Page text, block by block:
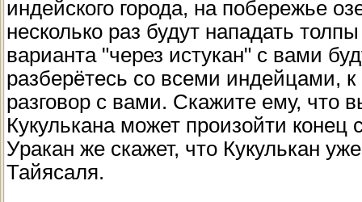
индейского города, на побережье
несколько раз будут нападать
варианта "через истукан" с вами
разберётесь со всеми индейцами,
разговор с вами. Скажите ему, что
Кукулькана может произойти
Уракан же скажет, что Кукулькан
Тайясаля.